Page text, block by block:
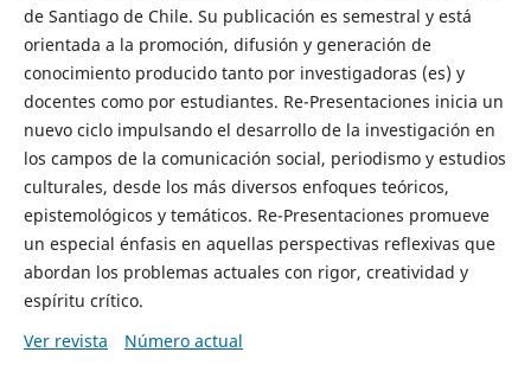
de Santiago de Chile. Su publicación es semestral y está
orientada a la promoción, difusión y generación de
conocimiento producido tanto por investigadoras (es) y
docentes como por estudiantes. Re-Presentaciones inicia un
nuevo ciclo impulsando el desarrollo de la investigación en
los campos de la comunicación social, periodismo y estudios
culturales, desde los más diversos enfoques teóricos,
epistemológicos y temáticos. Re-Presentaciones promueve
un especial énfasis en aquellas perspectivas reflexivas que
abordan los problemas actuales con rigor, creatividad y
espíritu crítico.
Ver revista
Número actual